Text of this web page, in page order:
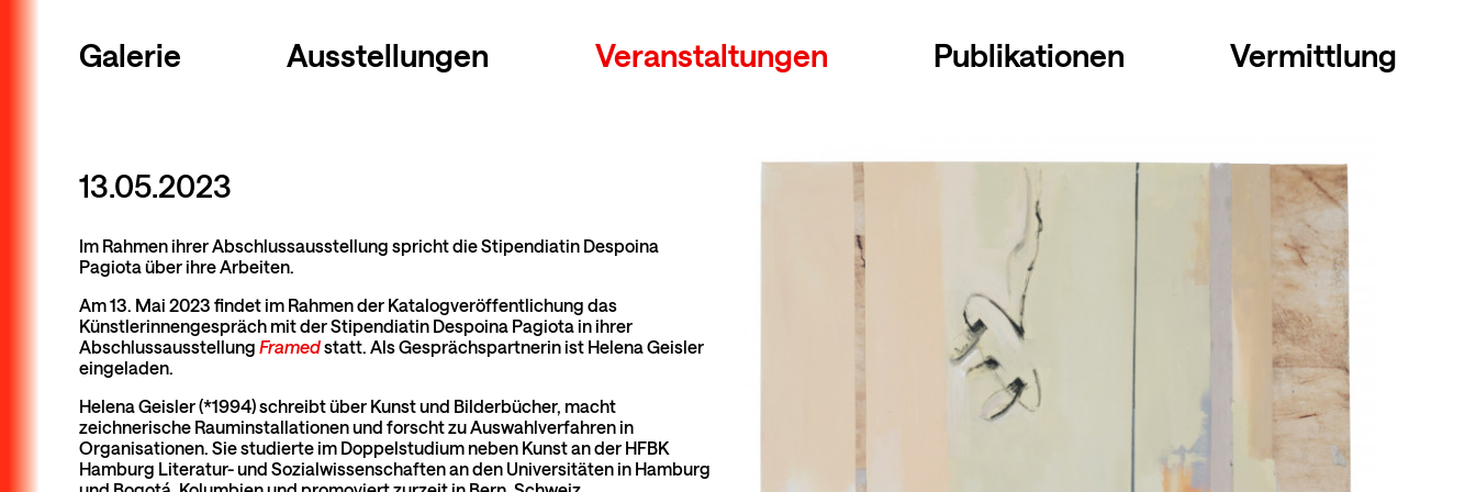
Galerie Ausstellungen Veranstaltungen Publikationen Vermittlung
13.05.2023
Im Rahmen ihrer Abschlussausstellung spricht die Stipendiatin Despoina
Pagiota über ihre Arbeiten.
Am 13. Mai 2023 findet im Rahmen der Katalogveröffentlichung das
Künstlerinnengespräch mit der Stipendiatin Despoina Pagiota in ihrer
Abschlussausstellung Framedstatt. Als Gesprächspartnerin ist Helena Geisler
eingeladen.
Helena Geisler (*1994) schreibt über Kunst und Bilderbücher, macht
zeichnerische Rauminstallationen und forscht zu Auswahlverfahren in
Organisationen. Sie studierte im Doppelstudium neben Kunst an der HFBK
Hamburg Literatur- und Sozialwissenschaften an den Universitäten in Hamburg